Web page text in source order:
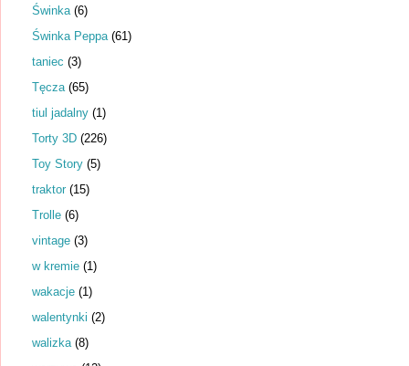
Świnka (6)
Świnka Peppa (61)
taniec (3)
Tęcza (65)
tiul jadalny (1)
Torty 3D (226)
Toy Story (5)
traktor (15)
Trolle (6)
vintage (3)
w kremie (1)
wakacje (1)
walentynki (2)
walizka (8)